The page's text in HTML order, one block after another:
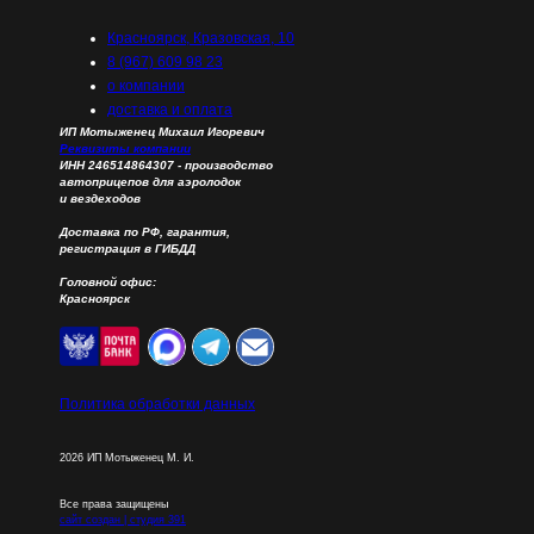
Сокращенное
наименование
ИНН
ОГРН
лица
ИП Мотыженец Михаил Игоревич
Реквизиты компании
ИНН 246514864307 - производство
автоприцепов для аэролодок
и вездеходов
Доставка по РФ, гарантия,
регистрация в ГИБДД
Головной офис:
Красноярск
2026 ИП Мотыженец М. И.
Все права защищены
сайт создан | студия 391
Политика обработки данных
Красноярск, Кразовская, 10
8 (967) 609 98 23
о компании
доставка и оплата